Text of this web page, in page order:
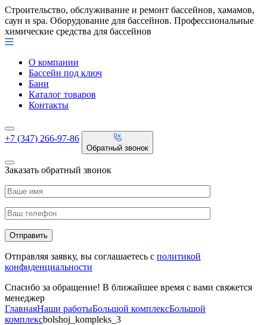
Строительство, обслуживание и ремонт бассейнов, хамамов,
саун и spa. Оборудование для бассейнов. Профессиональные
химические средства для бассейнов
О компании
Бассейн под ключ
Бани
Каталог товаров
Контакты
+7 (347) 266-97-86
Обратный звонок
Заказать обратный звонок
Отправляя заявку, вы соглашаетесь с политикой
конфиденциальности
Спасибо за обращение! В ближайшее время с вами свяжется
менеджер
ГлавнаяНаши работыБольшой комплексБольшой
комплексbolshoj_kompleks_3